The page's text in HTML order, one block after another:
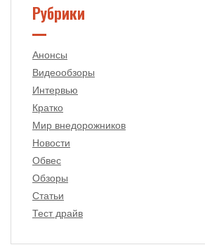
Рубрики
Анонсы
Видеообзоры
Интервью
Кратко
Мир внедорожников
Новости
Обвес
Обзоры
Статьи
Тест драйв